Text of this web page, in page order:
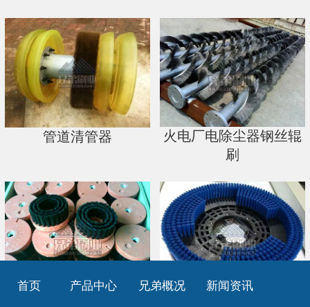
管道清管器
火电厂电除尘器钢丝辊
刷
首页 产品中心 兄弟概况 新闻资讯